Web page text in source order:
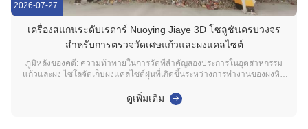
2026-07-27
เครื่องสแกนระดับเรดาร์ Nuoying Jiaye 3D โซลูชันครบวงจร
สำหรับการตรวจวัดเศษแก้วและผงแคลไซต์
ภูมิหลังของคดี: ความท้าทายในการวัดที่สำคัญสองประการในอุตสาหกรรม
แก้วและผง ไซโลจัดเก็บผงแคลไซต์ฝุ่นที่เกิดขึ้นระหว่างการทำงานของผงหิน
ไหวต่อการรบกวนจากฝุ่น ทำให้เกิดการอ่านค่าที่ผันผวนและบิดเบี้ยว วัสดุที่
ติดผนังในคลังสินค้าจะทำให้ข้อผิดพ...
ดูเพิ่มเติม